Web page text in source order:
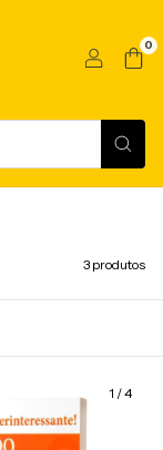
0
3 produtos
1 /4